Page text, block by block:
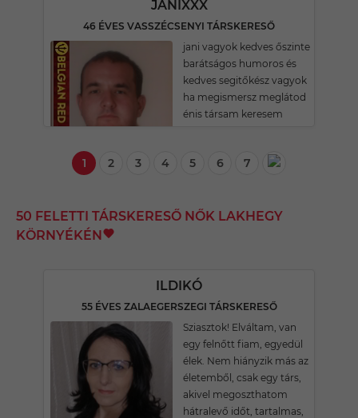
JANIXXX
46 ÉVES VASSZÉCSENYI TÁRSKERESŐ
jani vagyok kedves őszinte
barátságos humoros és
kedves segitőkész vagyok
ha megismersz meglátod
énis társam keresem
1 2 3 4 5 6 7
50 FELETTI TÁRSKERESŐ NŐK LAKHEGY
KÖRNYÉKÉN
ILDIKÓ
55 ÉVES ZALAEGERSZEGI TÁRSKERESŐ
Sziasztok! Elváltam, van
egy felnőtt fiam, egyedül
élek. Nem hiányzik más az
életemből, csak egy társ,
akivel megoszthatom
hátralevő időt, tartalmas,